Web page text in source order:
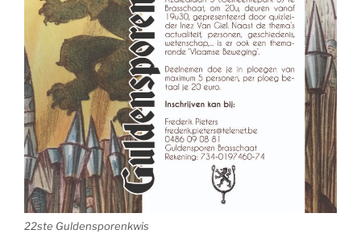
22ste Guldensporenkwis